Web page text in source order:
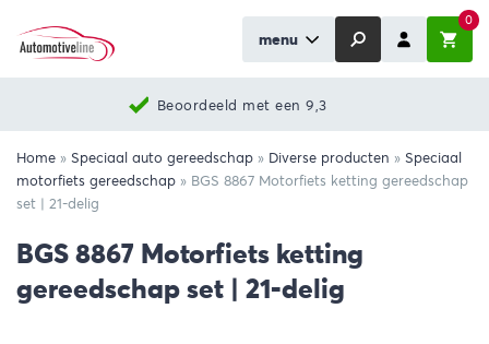
menu
0
Beoordeeld met een 9,3
Home » Speciaal auto gereedschap » Diverse producten » Speciaal
motorfiets gereedschap » BGS 8867 Motorfiets ketting gereedschap
set | 21-delig
BGS 8867 Motorfiets ketting
gereedschap set | 21-delig